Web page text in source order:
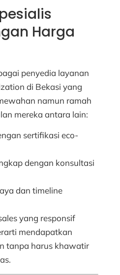
Harga
penyedia layanan
di Bekasi yang
namun ramah
mereka antara lain:
sertifikasi eco-
dengan konsultasi
dan timeline
yang responsif
mendapatkan
tanpa harus khawatir